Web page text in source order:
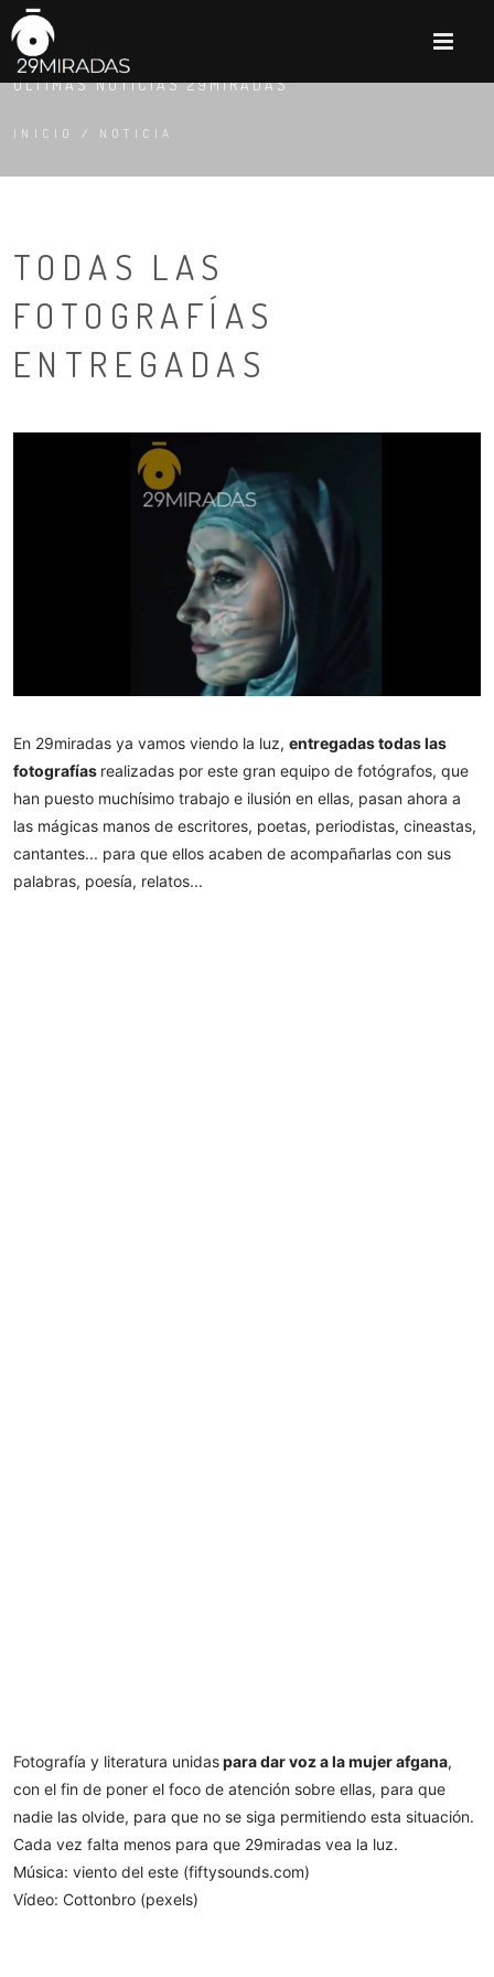
NOTICIA
ÚLTIMAS NOTICIAS 29MIRADAS
INICIO / NOTICIA
TODAS LAS
FOTOGRAFÍAS
ENTREGADAS
En 29miradas ya vamos viendo la luz, entregadas todas las
fotografías realizadas por este gran equipo de fotógrafos, que
han puesto muchísimo trabajo e ilusión en ellas, pasan ahora a
las mágicas manos de escritores, poetas, periodistas, cineastas,
cantantes... para que ellos acaben de acompañarlas con sus
palabras, poesía, relatos...
Fotografía y literatura unidaspara dar voz a la mujer afgana,
con el fin de poner el foco de atención sobre ellas, para que
nadie las olvide, para que no se siga permitiendo esta situación.
Cada vez falta menos para que 29miradas vea la luz.
Música: viento del este (fiftysounds.com)
Vídeo: Cottonbro (pexels)